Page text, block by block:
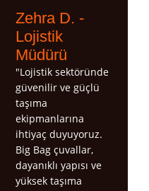
Zehra D. -
Lojistik
Müdürü
"Lojistik sektöründe
güvenilir ve güçlü
taşıma
ekipmanlarına
ihtiyaç duyuyoruz.
Big Bag çuvallar,
dayanıklı yapısı ve
yüksek taşıma